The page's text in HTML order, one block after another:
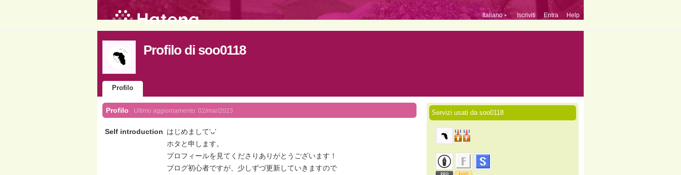
Italiano Iscriviti Entra Help
Profilo di soo0118
Profilo
Profilo Ultimo aggiornamento: 02/mar/2023
Self introduction はじめまして‘ᴗ’
ホタと申します。
プロフィールを見てくださりありがとうございます！
ブログ初心者ですが、少しずづ更新していきますので
Servizi usati da soo0118